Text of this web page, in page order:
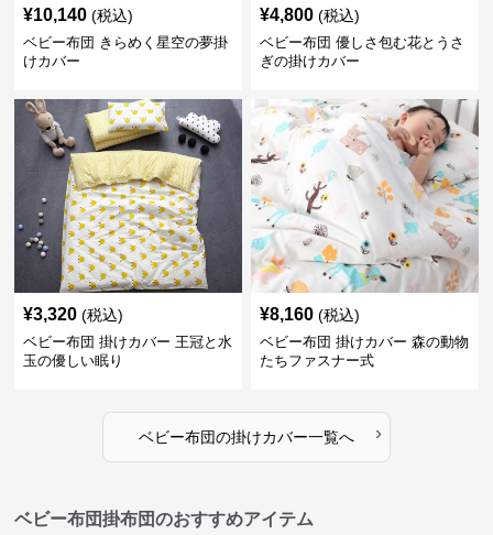
¥10,140 (税込)
ベビー布団 きらめく星空の夢掛
けカバー
¥4,800 (税込)
ベビー布団 優しさ包む花とうさ
ぎの掛けカバー
¥3,320 (税込)
ベビー布団 掛けカバー 王冠と水
玉の優しい眠り
¥8,160 (税込)
ベビー布団 掛けカバー 森の動物
たちファスナー式
ベビー布団の掛けカバー一覧へ ›
ベビー布団掛布団のおすすめアイテム